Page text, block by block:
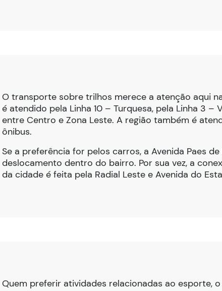
O transporte sobre trilhos merece a atenção aqui
é atendido pela Linha 10 – Turquesa, pela Linha 3 –
entre Centro e Zona Leste. A região também é
ônibus.
Se a preferência for pelos carros, a Avenida Paes
deslocamento dentro do bairro. Por sua vez, a
da cidade é feita pela Radial Leste e Avenida do
Quem preferir atividades relacionadas ao esporte,